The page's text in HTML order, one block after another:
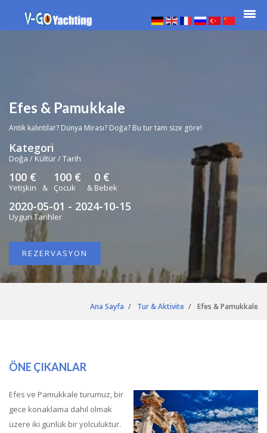
Efes & Pamukkale
Antik kalıntılar? Dünya Mirası? Doğa? Bu tur tam size göre!
Kategori
Doğa / Kültür / Tarih
100 €
Yetişkin &
100 €
Çocuk &
0 €
Bebek
2020-05-01 - 2024-10-15
Uygun Tarihler
REZERVASYON
Ana Sayfa Tur & Aktivite Efes & Pamukkale
ÖNE ÇIKANLAR
Efes ve Pamukkale turumuz, bir
gece konaklama dahil olmak
üzere iki günlük bir yolculuktur.